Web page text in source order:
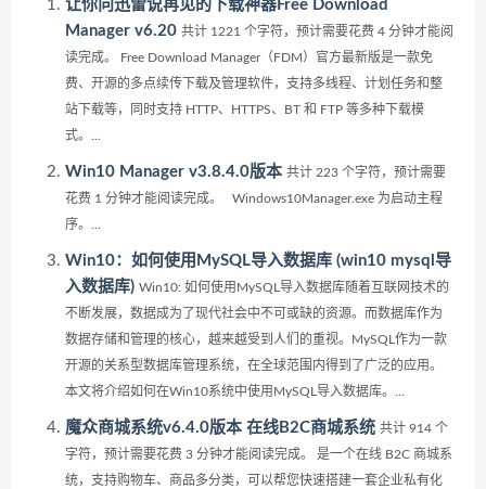
让你向迅雷说再见的下载神器Free Download
Manager v6.20 共计 1221 个字符，预计需要花费 4 分钟才能阅
读完成。 Free Download Manager（FDM）官方最新版是一款免
费、开源的多点续传下载及管理软件，支持多线程、计划任务和整
站下载等，同时支持 HTTP、HTTPS、BT 和 FTP 等多种下载模
式。...
Win10 Manager v3.8.4.0版本 共计 223 个字符，预计需要
花费 1 分钟才能阅读完成。 Windows10Manager.exe 为启动主程
序。...
Win10：如何使用MySQL导入数据库 (win10 mysql导
入数据库) Win10: 如何使用MySQL导入数据库随着互联网技术的
不断发展，数据成为了现代社会中不可或缺的资源。而数据库作为
数据存储和管理的核心，越来越受到人们的重视。MySQL作为一款
开源的关系型数据库管理系统，在全球范围内得到了广泛的应用。
本文将介绍如何在Win10系统中使用MySQL导入数据库。...
魔众商城系统v6.4.0版本 在线B2C商城系统 共计 914 个
字符，预计需要花费 3 分钟才能阅读完成。 是一个在线 B2C 商城系
统，支持购物车、商品多分类，可以帮您快速搭建一套企业私有化